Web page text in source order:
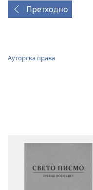
Претходно
Ауторска права